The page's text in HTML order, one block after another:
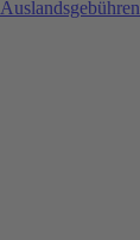
Auslandsgebühren